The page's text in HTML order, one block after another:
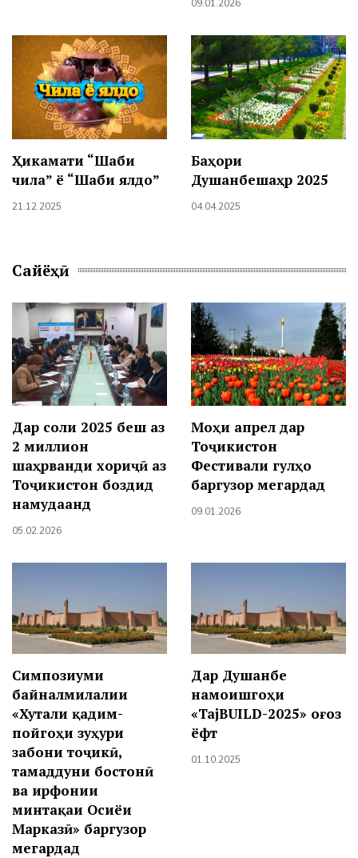
09.01.2026
Ҳикамати “Шаби
чила” ё “Шаби ялдо”
21.12.2025
Баҳори
Душанбешаҳр 2025
04.04.2025
Сайёҳӣ
Дар соли 2025 беш аз
2 миллион
шаҳрванди хориҷӣ аз
Тоҷикистон боздид
намудаанд
05.02.2026
Моҳи апрел дар
Тоҷикистон
Фестивали гулҳо
баргузор мегардад
09.01.2026
Симпозиуми
байналмилалии
«Хутали қадим-
пойгоҳи зуҳури
забони тоҷикӣ,
тамаддуни бостонӣ
ва ирфонии
минтақаи Осиёи
Марказӣ» баргузор
мегардад
Дар Душанбе
намоишгоҳи
«TajBUILD-2025» оғоз
ёфт
01.10.2025